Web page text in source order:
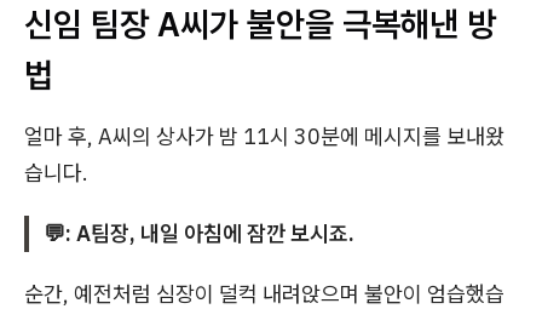
신임 팀장 A씨가 불안을 극복해낸 방
법
얼마 후, A씨의 상사가 밤 11시 30분에 메시지를 보내왔
습니다.
💬: A팀장, 내일 아침에 잠깐 보시죠.
순간, 예전처럼 심장이 덜컥 내려앉으며 불안이 엄습했습